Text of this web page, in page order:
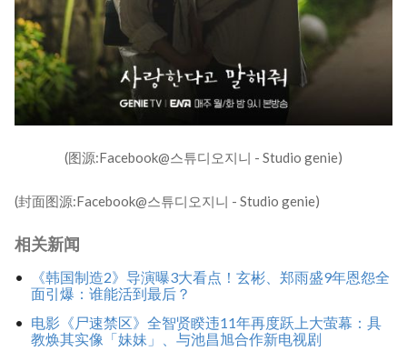
(图源:Facebook@스튜디오지니 - Studio genie)
(封面图源:Facebook@스튜디오지니 - Studio genie)
相关新闻
《韩国制造2》导演曝3大看点！玄彬、郑雨盛9年恩怨全
面引爆：谁能活到最后？
电影《尸速禁区》全智贤睽违11年再度跃上大萤幕：具
教焕其实像「妹妹」、与池昌旭合作新电视剧